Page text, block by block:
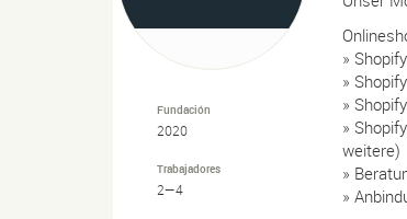
Fundación
2020
Trabajadores
2—4
»
»
»
»
weitere)
»
»